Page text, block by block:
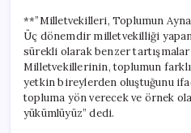
**”Milletvekilleri, Toplumun
Üç dönemdir milletvekilliği
sürekli olarak benzer
Milletvekillerinin, toplumun
yetkin bireylerden oluştuğunu
topluma yön verecek ve örnek
yükümlüyüz” dedi.